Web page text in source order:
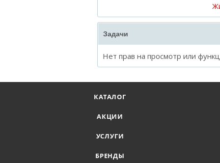
Задачи
Нет прав на просмотр или
КАТАЛОГ
АКЦИИ
УСЛУГИ
БРЕНДЫ